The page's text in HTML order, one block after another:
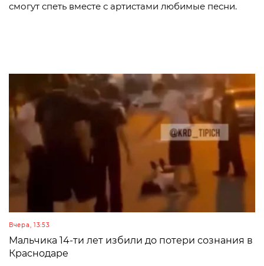
смогут спеть вместе с артистами любимые песни.
Вчера, 13:53
Мальчика 14-ти лет избили до потери сознания в
Краснодаре